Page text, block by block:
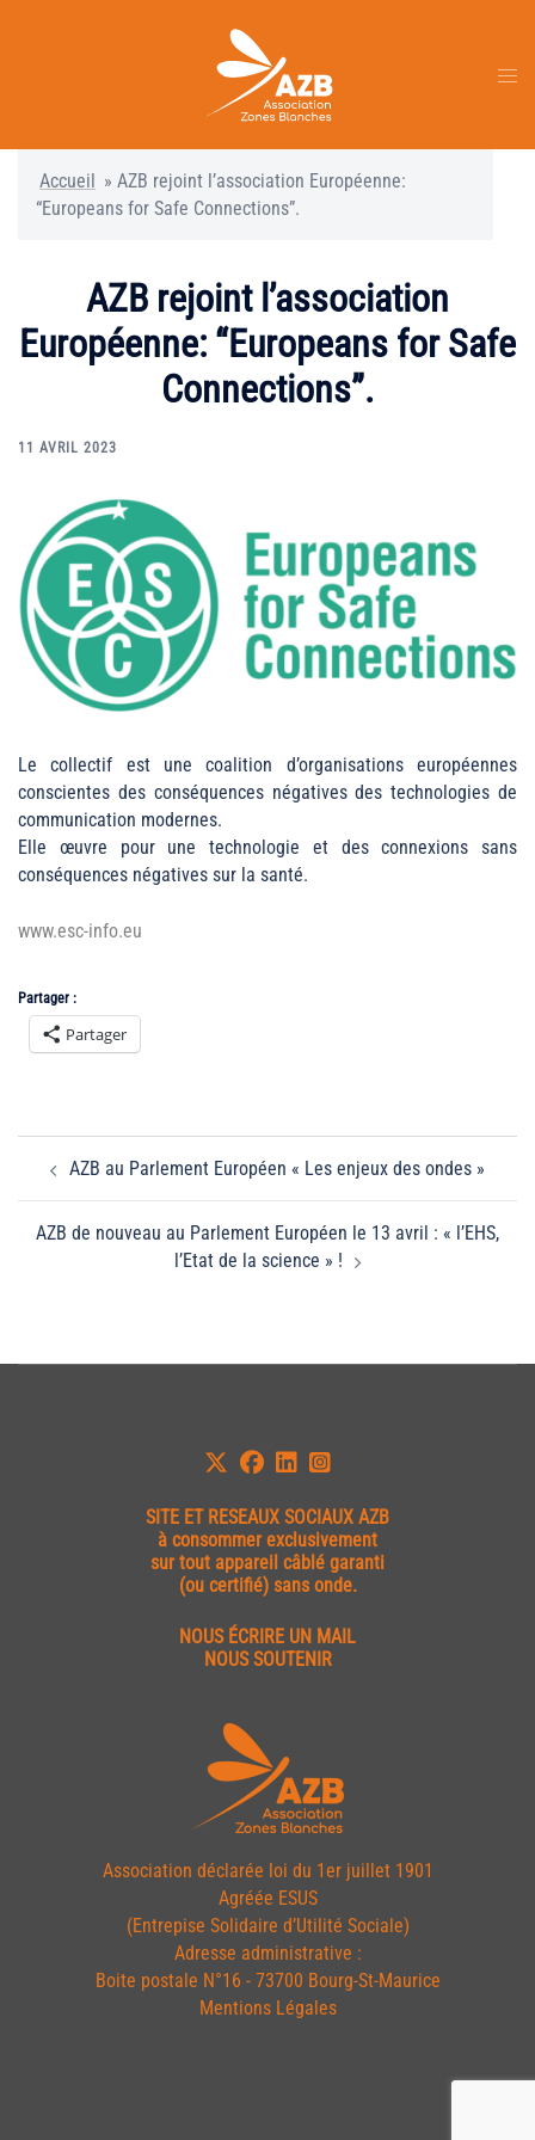
Accueil » AZB rejoint l’association Européenne:
“Europeans for Safe Connections”.
AZB rejoint l’association
Européenne: “Europeans for Safe
Connections”.
11 AVRIL 2023
Le collectif est une coalition d’organisations européennes
conscientes des conséquences négatives des technologies de
communication modernes.
Elle œuvre pour une technologie et des connexions sans
conséquences négatives sur la santé.
www.esc-info.eu
Partager :
Partager
d’articleAZB au Parlement Européen « Les enjeux des ondes »
AZB de nouveau au Parlement Européen le 13 avril : « l’EHS,
l’Etat de la science » !
SITE ETRESEAUX SOCIAUX AZB
à consommer exclusivement
sur tout appareil câblé garanti
(ou certifié) sans onde.
NOUS ÉCRIRE UN MAIL
NOUS SOUTENIR
Association déclarée loi du 1er juillet 1901
Agréée ESUS
(Entrepise Solidaire d’Utilité Sociale)
Adresse administrative :
Boite postale N°16 - 73700 Bourg-St-Maurice
Mentions Légales